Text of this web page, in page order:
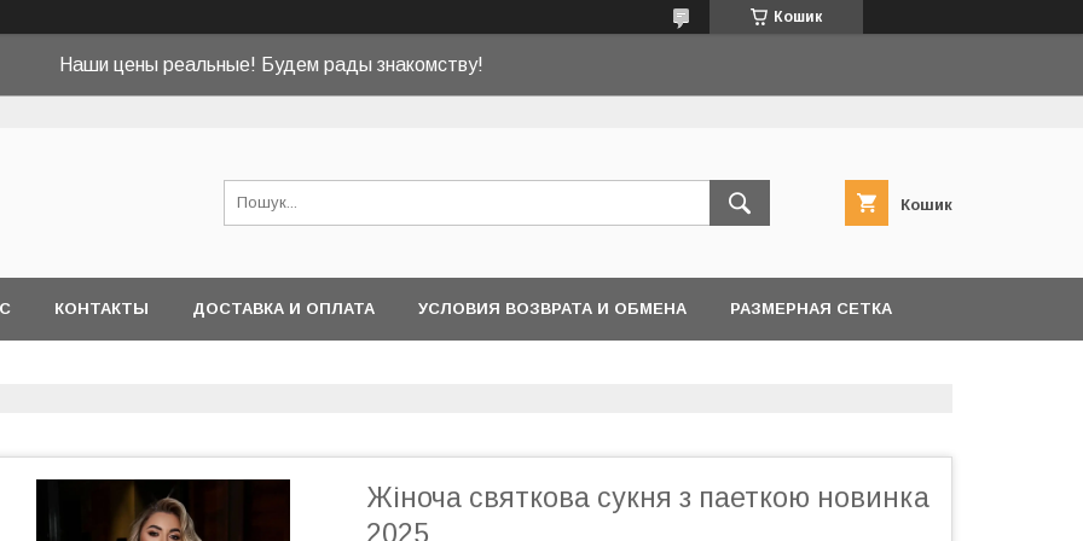
Кошик
Наши цены реальные! Будем рады знакомству!
Кошик
КОНТАКТЫ ДОСТАВКА И ОПЛАТА УСЛОВИЯ ВОЗВРАТА И ОБМЕНА РАЗМЕРНАЯ СЕТКА
Жіноча святкова сукня з паеткою новинка
2025